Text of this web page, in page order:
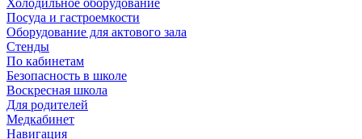
Холодильное оборудование
Посуда и гастроемкости
Оборудование для актового зала
Стенды
По кабинетам
Безопасность в школе
Воскресная школа
Для родителей
Медкабинет
Навигация